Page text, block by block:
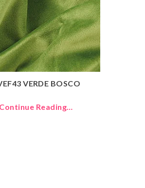
VERDE BOSCO
Continue Reading…